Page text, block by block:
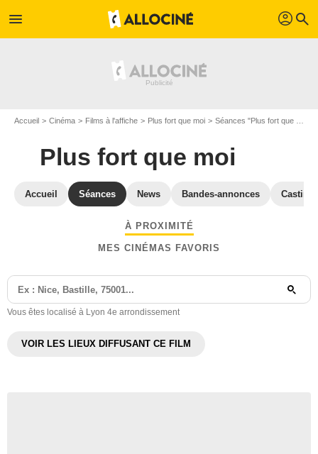
menu profil search
Accueil Cinéma Films à l'affiche Plus fort que moi Séances "Plus fort que moi" Lyon
Plus fort que moi
Accueil Séances News Bandes-annonces Casting
À PROXIMITÉ
MES CINÉMAS FAVORIS
Vous êtes localisé à Lyon 4e arrondissement
VOIR LES LIEUX DIFFUSANT CE FILM